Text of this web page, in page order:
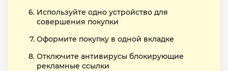
Используйте одно устройство для
совершения покупки
Оформите покупку в одной вкладке
Отключите антивирусы блокирующие
рекламные ссылки